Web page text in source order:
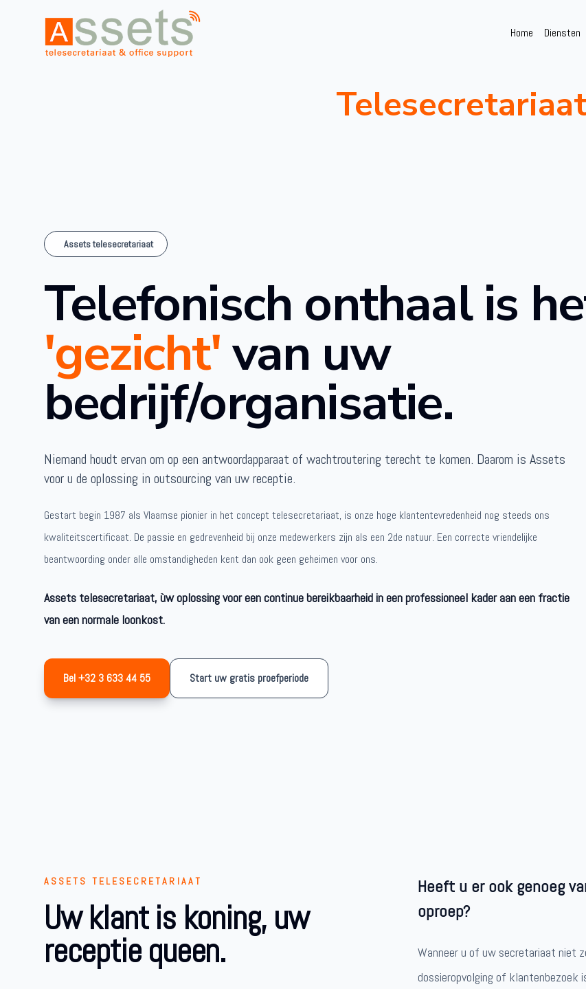
Home Diensten
Assets telesecretariaat
Telefonisch onthaal is
'gezicht'van uw
bedrijf/organisatie.
Niemand houdt ervan om op een antwoordapparaat of wachtroutering terecht te komen. Daarom is Assets
voor u de oplossing in outsourcing van uw receptie.
Gestart begin 1987 als Vlaamse pionier in het concept telesecretariaat, is onze hoge klantentevredenheid nog steeds ons
kwaliteitscertificaat. De passie en gedrevenheid bij onze medewerkers zijn als een 2de natuur. Een correcte vriendelijke
beantwoording onder alle omstandigheden kent dan ook geen geheimen voor ons.
Assets telesecretariaat, ùw oplossing voor een continue bereikbaarheid in een professioneel kader aan een fractie
van een normale loonkost.
Bel +32 3 633 44 55 Start uw gratis proefperiode
ASSETS TELESECRETARIAAT
Uw klant is koning, uw
receptie queen.
Heeft u er ook genoeg
oproep?
Wanneer u of uw secretariaat niet
dossieropvolging of klantenbezoek